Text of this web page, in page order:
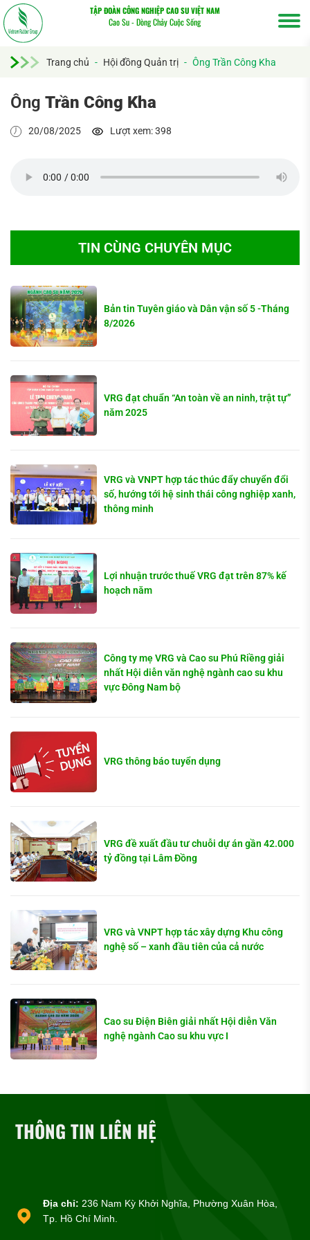
TẬP ĐOÀN CÔNG NGHIỆP CAO SU VIỆT NAM
Cao Su - Dòng Chảy Cuộc Sống
Trang chủ - Hội đồng Quản trị - Ông Trần Công Kha
Ông Trần Công Kha
20/08/2025 Lượt xem: 398
TIN CÙNG CHUYÊN MỤC
Bản tin Tuyên giáo và Dân vận số 5 -Tháng
8/2026
VRG đạt chuẩn “An toàn về an ninh, trật tự”
năm 2025
VRG và VNPT hợp tác thúc đẩy chuyển đổi
số, hướng tới hệ sinh thái công nghiệp xanh,
thông minh
Lợi nhuận trước thuế VRG đạt trên 87% kế
hoạch năm
Công ty mẹ VRG và Cao su Phú Riềng giải
nhất Hội diễn văn nghệ ngành cao su khu
vực Đông Nam bộ
VRG thông báo tuyển dụng
VRG đề xuất đầu tư chuỗi dự án gần 42.000
tỷ đồng tại Lâm Đồng
VRG và VNPT hợp tác xây dựng Khu công
nghệ số – xanh đầu tiên của cả nước
Cao su Điện Biên giải nhất Hội diễn Văn
nghệ ngành Cao su khu vực I
THÔNG TIN LIÊN HỆ
Địa chỉ: 236 Nam Kỳ Khởi Nghĩa, Phường Xuân Hòa,
Tp. Hồ Chí Minh.
kiếm...